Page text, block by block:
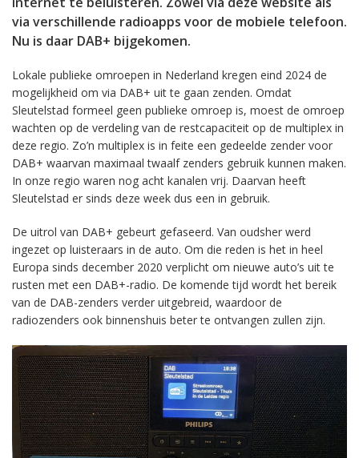
via verschillende radioapps voor de mobiele telefoon.
Nu is daar DAB+ bijgekomen.
Lokale publieke omroepen in Nederland kregen eind 2024 de
mogelijkheid om via DAB+ uit te gaan zenden. Omdat
Sleutelstad formeel geen publieke omroep is, moest de omroep
wachten op de verdeling van de restcapaciteit op de multiplex in
deze regio. Zo’n multiplex is in feite een gedeelde zender voor
DAB+ waarvan maximaal twaalf zenders gebruik kunnen maken.
In onze regio waren nog acht kanalen vrij. Daarvan heeft
Sleutelstad er sinds deze week dus een in gebruik.
De uitrol van DAB+ gebeurt gefaseerd. Van oudsher werd
ingezet op luisteraars in de auto. Om die reden is het in heel
Europa sinds december 2020 verplicht om nieuwe auto’s uit te
rusten met een DAB+-radio. De komende tijd wordt het bereik
van de DAB-zenders verder uitgebreid, waardoor de
radiozenders ook binnenshuis beter te ontvangen zullen zijn.